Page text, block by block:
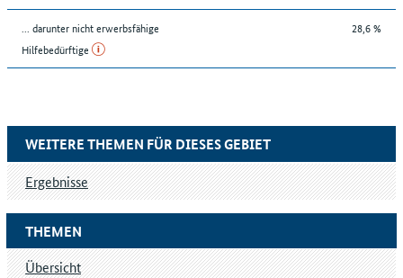
... darunter nicht erwerbsfähige
Hilfebedürftige
28,6 %
THEMEN
Übersicht
WEITERE THEMEN FÜR DIESES GEBIET
Ergebnisse